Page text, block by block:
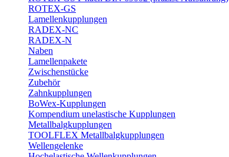
ROTEX-GS
Lamellenkupplungen
RADEX-NC
RADEX-N
Naben
Lamellenpakete
Zwischenstücke
Zubehör
Zahnkupplungen
BoWex-Kupplungen
Kompendium unelastische Kupplungen
Metallbalgkupplungen
TOOLFLEX Metallbalgkupplungen
Wellengelenke